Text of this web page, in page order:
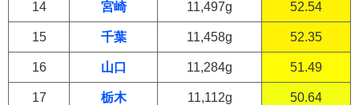
14 宮崎 11,497g 52.54
15 千葉 11,458g 52.35
16 山口 11,284g 51.49
17 栃木 11,112g 50.64